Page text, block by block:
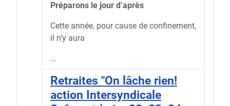
Préparons le jour d’après
Cette année, pour cause de confinement,
il n’y aura
...
Retraites "On lâche rien!
action Intersyndicale